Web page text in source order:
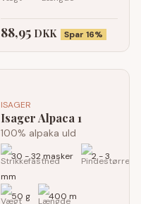
88,95 DKK Spar 16%
ISAGER
Isager Alpaca 1
100% alpaka uld
30 - 32 masker
2 - 3
mm
50 g
400 m